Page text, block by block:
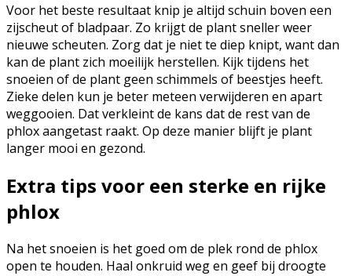
Voor het beste resultaat knip je altijd schuin boven een
zijscheut of bladpaar. Zo krijgt de plant sneller weer
nieuwe scheuten. Zorg dat je niet te diep knipt, want dan
kan de plant zich moeilijk herstellen. Kijk tijdens het
snoeien of de plant geen schimmels of beestjes heeft.
Zieke delen kun je beter meteen verwijderen en apart
weggooien. Dat verkleint de kans dat de rest van de
phlox aangetast raakt. Op deze manier blijft je plant
langer mooi en gezond.
Extra tips voor een sterke en rijke
phlox
Na het snoeien is het goed om de plek rond de phlox
open te houden. Haal onkruid weg en geef bij droogte